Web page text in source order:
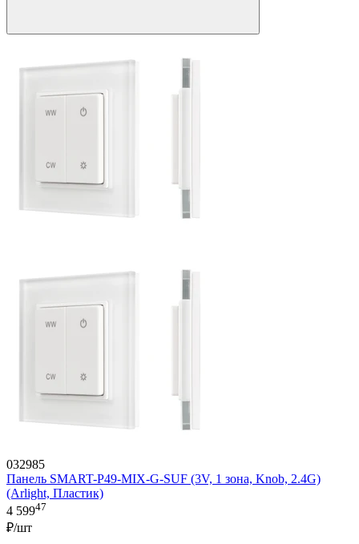
032985
Панель SMART-P49-MIX-G-SUF (3V, 1 зона, Knob, 2.4G)
(Arlight, Пластик)
4 59947
₽/шт